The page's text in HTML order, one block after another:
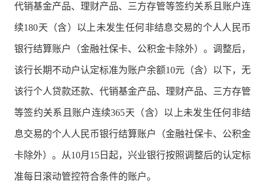
代销基金产品、理财产品、三方存管等签约关系且账户连
续180天（含）以上未发生任何非结息交易的个人人民币
银行结算账户（金融社保卡、公积金卡除外）。调整后，
该行长期不动户认定标准为账户余额10元（含）以下，无
该行个人贷款还款、代销基金产品、理财产品、三方存管
等签约关系且账户连续365天（含）以上未发生任何非结
息交易的个人人民币银行结算账户（金融社保卡、公积金
卡除外）。从10月15日起，兴业银行按照调整后的认定标
准每日滚动管控符合条件的账户。